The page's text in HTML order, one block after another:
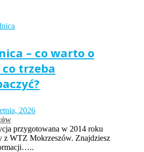
– co warto o
trzeba
2026
przygotowana w 2014 roku
z WTZ Mokrzeszów. Znajdziesz